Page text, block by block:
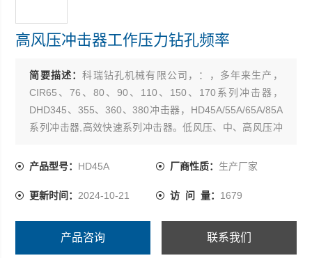
高风压冲击器工作压力钻孔频率
简要描述：科瑞钻孔机械有限公司，：，多年来生产，
CIR65、76、80、90、110、150、170系列冲击器，
DHD345、355、360、380冲击器，HD45A/55A/65A/85A
系列冲击器,高效快速系列冲击器。低风压、中、高风压冲
件。产品材质优良，工艺*，制造精致。产品使用起来，坚
作。
产品型号： HD45A 厂商性质： 生产厂家
更新时间： 2024-10-21 访 问 量： 1679
产品咨询 联系我们